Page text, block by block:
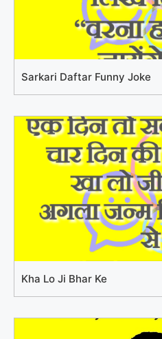
Sarkari Daftar Funny Joke
Kha Lo Ji Bhar Ke